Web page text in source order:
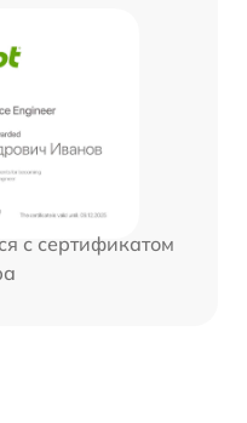
с сертификатом